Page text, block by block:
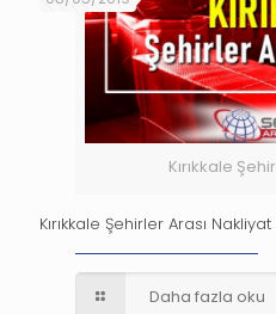
Kırıkkale
Kırıkkale Şehirler Arası Nakliyat
Daha fazla oku